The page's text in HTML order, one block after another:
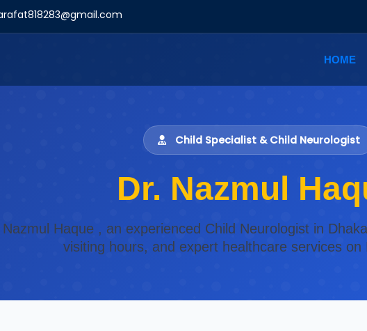
HOME
Child Specialist & Child Neurologist
Dr. Nazmul
Haque , an experienced Child Neurologist in
visiting hours, and expert healthcare services on